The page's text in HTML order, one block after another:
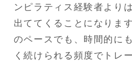
ンピラティス経験者より
出ててくることになりま
のペースでも、時間的に
く続けられる頻度でトレ